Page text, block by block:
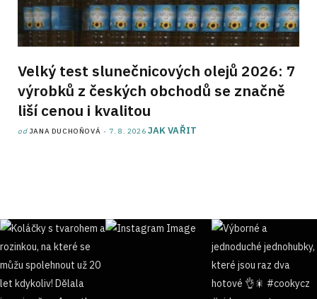
Velký test slunečnicových olejů 2026: 7
výrobků z českých obchodů se značně
liší cenou i kvalitou
od JANA DUCHOŇOVÁ 7. 8. 2026 JAK VAŘIT